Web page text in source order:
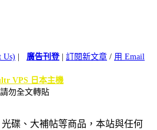
Us) 廣告刊登| 訂閱新文章 / 用 Email
VPS 日本主機
勿全文轉貼
碟、大補帖等商品，本站與任何